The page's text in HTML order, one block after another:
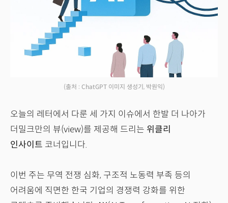
(출처 : ChatGPT 이미지 생성기, 박원익)
오늘의 레터에서 다룬 세 가지 이슈에서 한발 더 나아가
더밀크만의 뷰(view)를 제공해 드리는 위클리
인사이트 코너입니다.
이번 주는 무역 전쟁 심화, 구조적 노동력 부족 등의
어려움에 직면한 한국 기업의 경쟁력 강화를 위한